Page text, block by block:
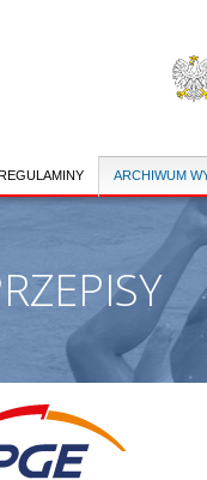
ARCHIWUM